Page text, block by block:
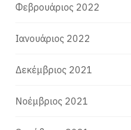
Φεβρουάριος 2022
Ιανουάριος 2022
Δεκέμβριος 2021
Νοέμβριος 2021